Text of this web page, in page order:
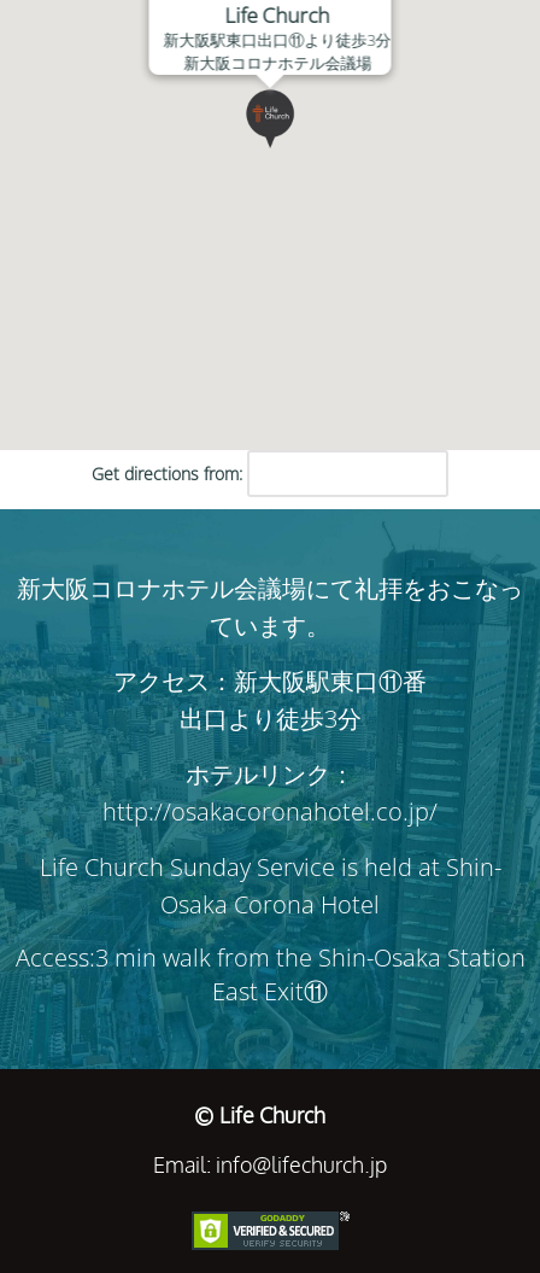
Life Church
新大阪駅東口出口⑪より徒歩3分
新大阪コロナホテル会議場
Get directions from:
新大阪コロナホテル会議場にて礼拝をおこなっ
ています。
アクセス：新大阪駅東口⑪番
出口より徒歩3分
ホテルリンク：
http://osakacoronahotel.co.jp/
Life Church Sunday Service is held at Shin-
Osaka Corona Hotel
Access:3 min walk from the Shin-Osaka Station
East Exit⑪
© Life Church
Email: info@lifechurch.jp